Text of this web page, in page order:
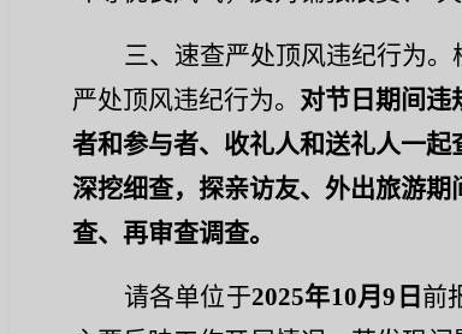
三、速查严处顶风违纪行为。
严处顶风违纪行为。 对节日期间违
者和参与者、收礼人和送礼人一
深挖细查，探亲访友、外出旅游
查、再审查调查。
请各单位于2025年10月9 日 前